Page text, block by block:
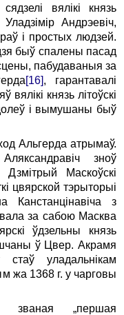
вялікі князь
Андрэевіч,
i простых людзей.
быў спалены пасад
пабудаваныя за
[16], гарантавалі
князь літоўскі
i вымушаны быў
Альгерда атрымаў.
зноў
Маскоўскі
цвярской тэрыторыі
Канстанцінавіча з
за сабою Масква
ўдзельны князь
ў Цвер. Акрамя
уладальнікам
жа 1368 г. у чарговы
званая „першая